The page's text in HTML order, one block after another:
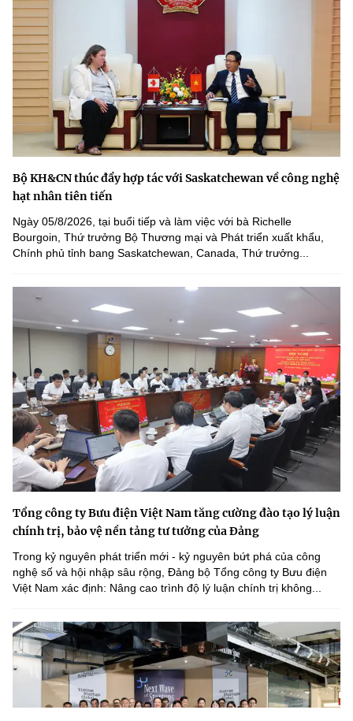
Bộ KH&CN thúc đẩy hợp tác với Saskatchewan về công nghệ
hạt nhân tiên tiến
Ngày 05/8/2026, tại buổi tiếp và làm việc với bà Richelle
Bourgoin, Thứ trưởng Bộ Thương mại và Phát triển xuất khẩu,
Chính phủ tỉnh bang Saskatchewan, Canada, Thứ trưởng...
Tổng công ty Bưu điện Việt Nam tăng cường đào tạo lý luận
chính trị, bảo vệ nền tảng tư tưởng của Đảng
Trong kỷ nguyên phát triển mới - kỷ nguyên bứt phá của công
nghệ số và hội nhập sâu rộng, Đảng bộ Tổng công ty Bưu điện
Việt Nam xác định: Nâng cao trình độ lý luận chính trị không...